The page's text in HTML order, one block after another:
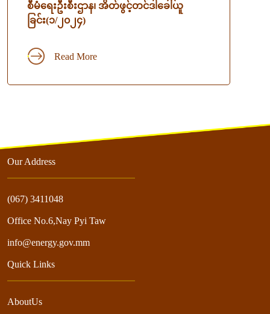
စီမံရေးဦးစီးဌာန၊ အိတ်ဖွင့်တင်ဒါခေါ်ယူ
ခြင်း(၁/၂၀၂၄)
Read More
Our Address
(067) 3411048
Office No.6,Nay Pyi Taw
info@energy.gov.mm
Quick Links
AboutUs